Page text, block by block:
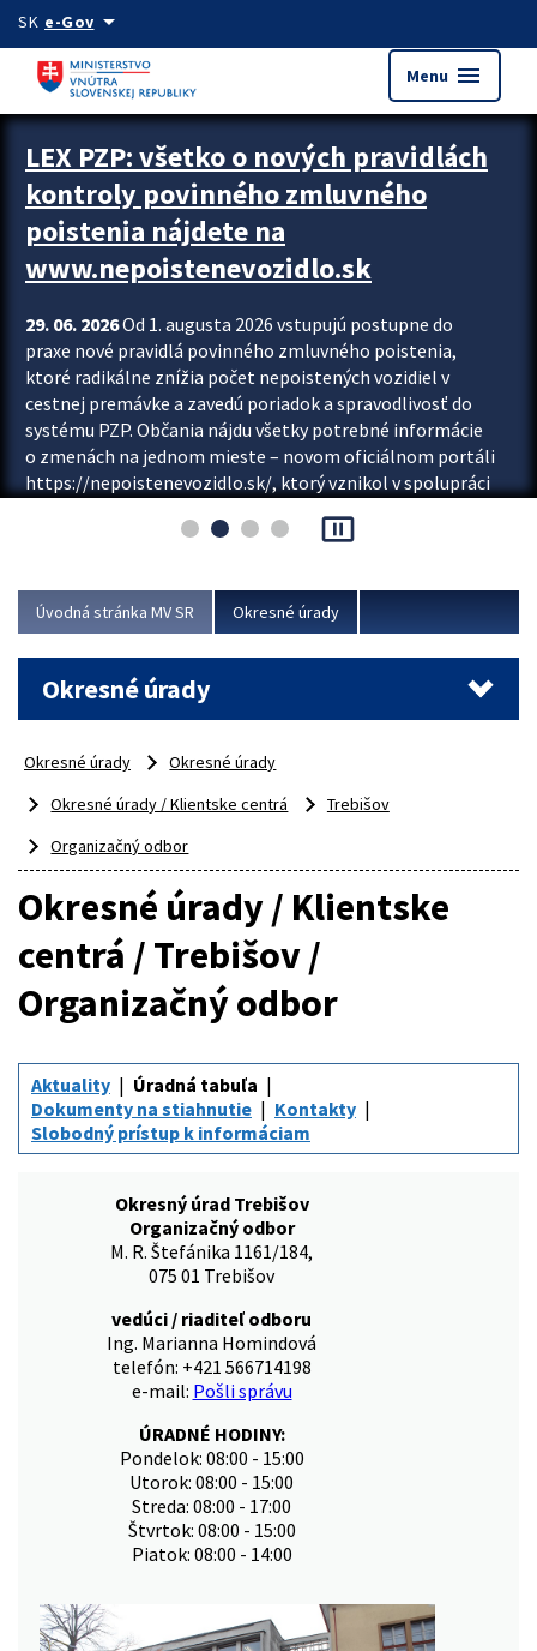
Preskocit na hlavný obsah
SK e-Govarrow_drop_down
Menu menu
Zastavit automatický posun upútavok
LEX PZP: všetko o nových pravidlách
kontroly povinného zmluvného
poistenia nájdete na
www.nepoistenevozidlo.sk
29. 06. 2026Od 1. augusta 2026 vstupujú postupne do
praxe nové pravidlá povinného zmluvného poistenia,
ktoré radikálne znížia počet nepoistených vozidiel v
cestnej premávke a zavedú poriadok a spravodlivosť do
systému PZP. Občania nájdu všetky potrebné informácie
o zmenách na jednom mieste – novom oficiálnom portáli
https://nepoistenevozidlo.sk/, ktorý vznikol v spolupráci
asociácie poisťovní (SLASPO) a Ministerstva vnútra SR.
Viac
pause_presentation
Úvodná stránka MV SR Okresné úrady
Okresné úrady
Okresné úrady
Okresné úrady
Okresné úrady / Klientske centrá
Trebišov
Organizačný odbor
Okresné úrady / Klientske
centrá / Trebišov /
Organizačný odbor
Aktuality
Úradná tabuľa
Dokumenty na stiahnutie
Kontakty
Slobodný prístup k informáciam
Okresný úrad Trebišov
Organizačný odbor
M. R. Štefánika 1161/184,
075 01 Trebišov
vedúci / riaditeľ odboru
Ing. Marianna Homindová
telefón: +421 566714198
e-mail: Pošli správu
ÚRADNÉ HODINY:
Pondelok: 08:00 - 15:00
Utorok: 08:00 - 15:00
Streda: 08:00 - 17:00
Štvrtok: 08:00 - 15:00
Piatok: 08:00 - 14:00